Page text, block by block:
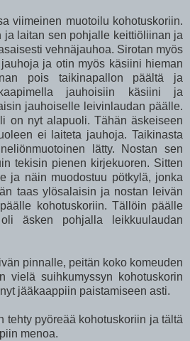
viimeinen muotoilu kohotuskoriin.
ja laitan sen pohjalle keittiöliinan ja
vehnäjauhoa. Sirotan myös
ja otin myös käsiini hieman
pois taikinapallon päältä ja
jauhoisiin käsiini ja
jauhoiselle leivinlaudan päälle.
on nyt alapuoli. Tähän äskeiseen
ei laiteta jauhoja. Taikinasta
lätty. Nostan sen
tekisin pienen kirjekuoren. Sitten
ja näin muodostuu pötkylä, jonka
taas ylösalaisin ja nostan leivän
kohotuskoriin. Tällöin päälle
äsken pohjalla leikkuulaudan
pinnalle, peitän koko komeuden
vielä suihkumyssyn kohotuskorin
jääkaappiin paistamiseen asti.
tehty pyöreää kohotuskoriin ja tältä
menoa.